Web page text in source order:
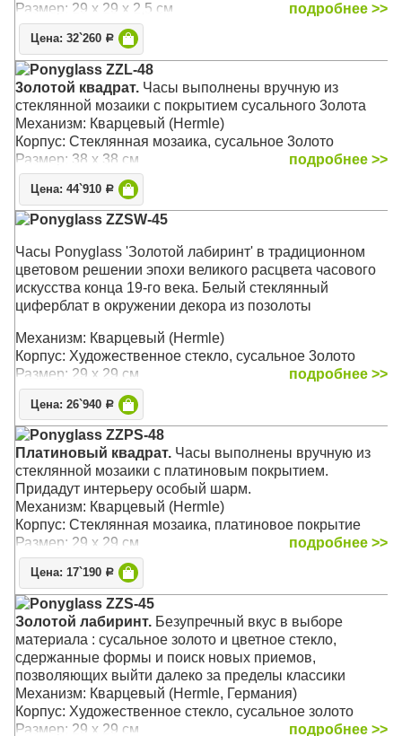
Размер: 29 х 29 x 2,5 см
подробнее >>
Цена: 32`260 Р
Ponyglass ZZL-48
3oлoтой квадрат. Часы выполнены вручную из
стеклянной мозаики с покрытием cycального 3oлoта
Механизм: Кварцевый (Hermle)
Корпус: Стеклянная мозаика, cycальное 3oлoто
Размер: 38 х 38 см
подробнее >>
Цена: 44`910 Р
Ponyglass ZZSW-45
Часы Ponyglass 'Золотой лабиринт' в традиционном
цветовом решении эпохи великого расцвета часового
искусства конца 19-го века. Белый стеклянный
циферблат в окружении декора из позолоты
Механизм: Кварцевый (Hermle)
Корпус: Художественное стекло, сусальное 3oлoто
Размер: 29 х 29 см
подробнее >>
Цена: 26`940 Р
Ponyglass ZZPS-48
Платиновый квадрат. Часы выполнены вручную из
стеклянной мозаики с платиновым покрытием.
Придадут интерьеру особый шарм.
Механизм: Кварцевый (Hermle)
Корпус: Стеклянная мозаика, платиновое покрытие
Размер: 29 х 29 см
подробнее >>
Цена: 17`190 Р
Ponyglass ZZS-45
Золотой лабиринт. Безупречный вкус в выборе
материала : сусальное золото и цветное стекло,
сдержанные формы и поиск новых приемов,
позволяющих выйти далеко за пределы классики
Механизм: Кварцевый (Hermle, Германия)
Корпус: Художественное стекло, сусальное золото
Размер: 29 х 29 см
подробнее >>